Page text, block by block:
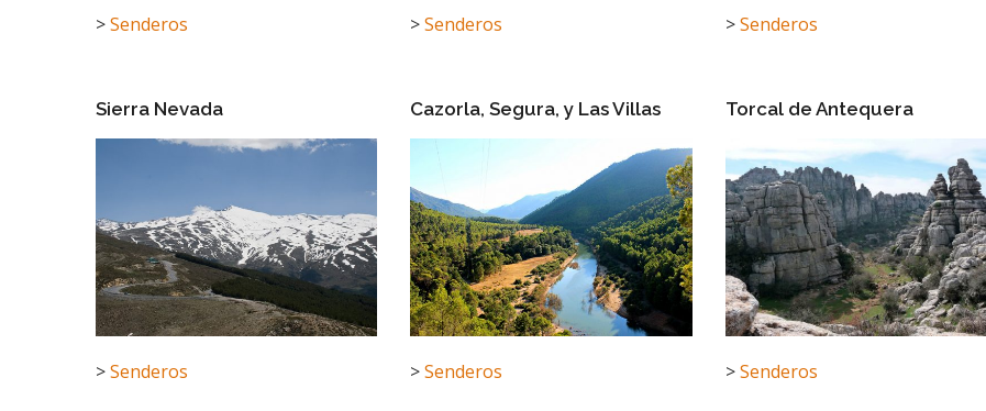
>Senderos >Senderos >Senderos
Sierra Nevada
>Senderos
Cazorla, Segura, y Las Villas
>Senderos
Torcal de Antequera
>Senderos